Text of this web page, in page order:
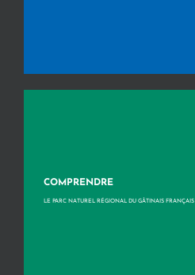
COMPRENDRE
LE PARC NATUREL RÉGIONAL DU GÂTINAIS FRANÇAIS